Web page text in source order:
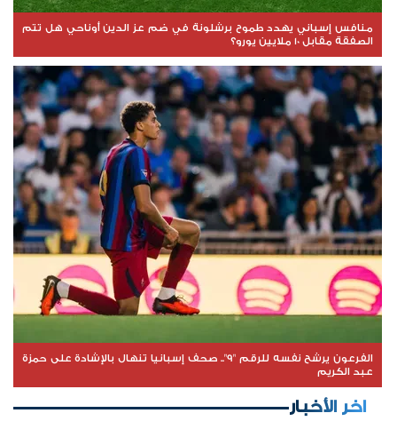
منافس إسباني يهدد طموح برشلونة في ضم عز الدين أوناحي هل تتم
الصفقة مقابل 10 ملايين يورو؟
الفرعون يرشح نفسه للرقم "9".. صحف إسبانيا تنهال بالإشادة على حمزة
عبد الكريم
اخر الأخبار